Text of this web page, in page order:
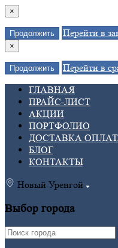
×
Продолжить Перейти в
×
Продолжить
Перейти в
ГЛАВНАЯ
ПРАЙС-ЛИСТ
АКЦИИ
ПОРТФОЛИО
ДОСТАВКА
БЛОГ
КОНТАКТЫ
Новый Уренгой
Выбор города